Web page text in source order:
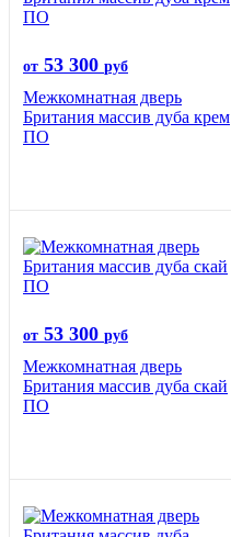
от 53 300 руб
Межкомнатная дверь
Британия массив дуба крем
ПО
от 53 300 руб
Межкомнатная дверь
Британия массив дуба скай
ПО